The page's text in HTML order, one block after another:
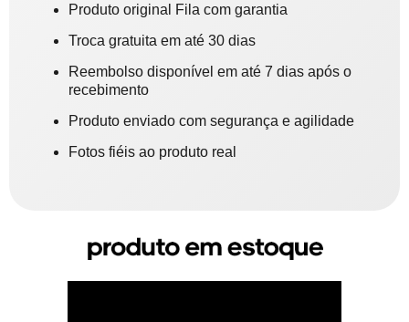
Produto original Fila com garantia
Troca gratuita em até 30 dias
Reembolso disponível em até 7 dias após o
recebimento
Produto enviado com segurança e agilidade
Fotos fiéis ao produto real